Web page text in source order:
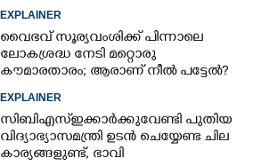
EXPLAINER
വൈഭവ് സൂര്യവംശിക്ക് പിന്നാലെ
ലോകശ്രദ്ധ നേടി മറ്റൊരു
കൗമാരതാരം; ആരാണ് നീൽ പട്ടേൽ?
EXPLAINER
സിബിഎസ്ഇക്കാർക്കുവേണ്ടി പുതിയ
വിദ്യാഭ്യാസമന്ത്രി ഉടൻ ചെയ്യേണ്ട ചില
കാര്യങ്ങളുണ്ട്, ഭാവി